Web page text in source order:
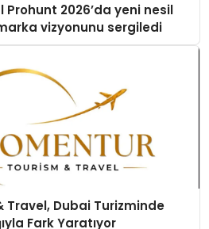
2026’da yeni nesil
vizyonunu sergiledi
Travel, Dubai Turizminde
Fark Yaratıyor